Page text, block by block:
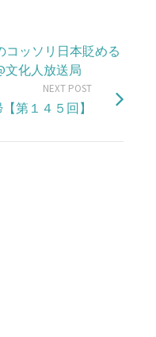
コッソリ日本貶める
化人放送局
NEXT POST
第１４５回】